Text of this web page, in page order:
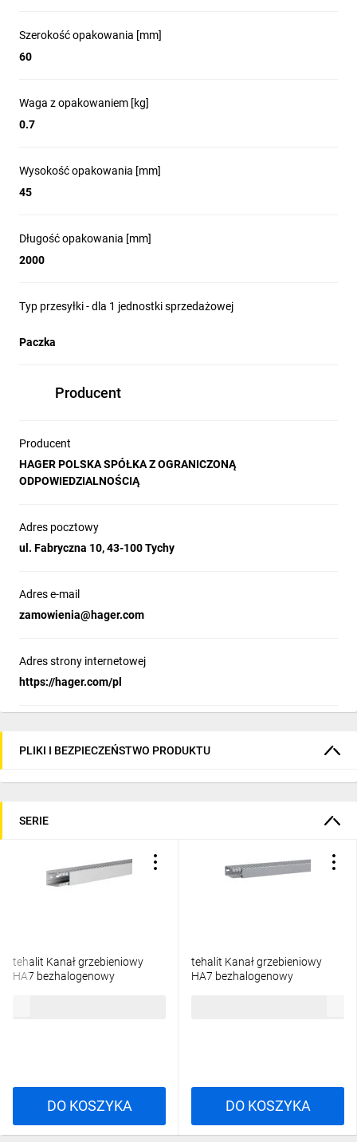
Szerokość opakowania [mm]
60
Waga z opakowaniem [kg]
0.7
Wysokość opakowania [mm]
45
Długość opakowania [mm]
2000
Typ przesyłki - dla 1 jednostki sprzedażowej
Paczka
Producent
Producent
HAGER POLSKA SPÓŁKA Z OGRANICZONĄ
ODPOWIEDZIALNOŚCIĄ
Adres pocztowy
ul. Fabryczna 10, 43-100 Tychy
Adres e-mail
zamowienia@hager.com
Adres strony internetowej
https://hager.com/pl
PLIKI I BEZPIECZEŃSTWO PRODUKTU
SERIE
tehalit Kanał grzebieniowy
HA7 bezhalogenowy
DO KOSZYKA
tehalit Kanał grzebieniowy
HA7 bezhalogenowy
DO KOSZYKA